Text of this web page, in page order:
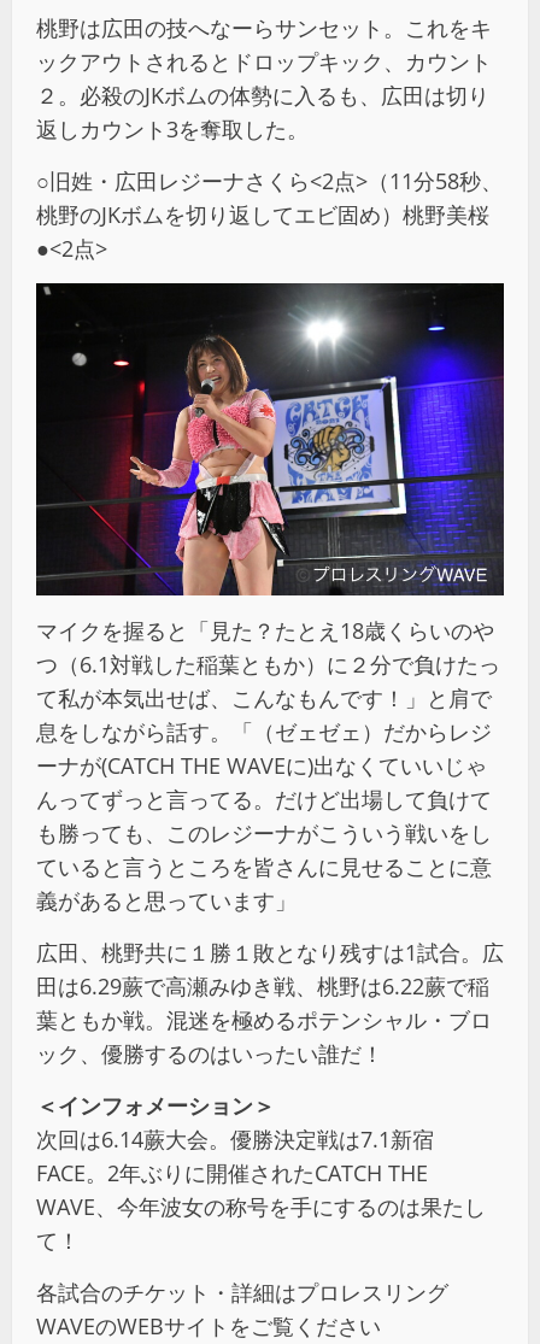
桃野は広田の技へなーらサンセット。これをキ
ックアウトされるとドロップキック、カウント
２。必殺のJKボムの体勢に入るも、広田は切り
返しカウント3を奪取した。
○旧姓・広田レジーナさくら<2点>（11分58秒、
桃野のJKボムを切り返してエビ固め）桃野美桜
●<2点>
マイクを握ると「見た？たとえ18歳くらいのや
つ（6.1対戦した稲葉ともか）に２分で負けたっ
て私が本気出せば、こんなもんです！」と肩で
息をしながら話す。「（ゼェゼェ）だからレジ
ーナが(CATCH THE WAVEに)出なくていいじゃ
んってずっと言ってる。だけど出場して負けて
も勝っても、このレジーナがこういう戦いをし
ていると言うところを皆さんに見せることに意
義があると思っています」
広田、桃野共に１勝１敗となり残すは1試合。広
田は6.29蕨で高瀬みゆき戦、桃野は6.22蕨で稲
葉ともか戦。混迷を極めるポテンシャル・ブロ
ック、優勝するのはいったい誰だ！
＜インフォメーション＞
次回は6.14蕨大会。優勝決定戦は7.1新宿
FACE。2年ぶりに開催されたCATCH THE
WAVE、今年波女の称号を手にするのは果たし
て！
各試合のチケット・詳細はプロレスリング
WAVEのWEBサイトをご覧ください